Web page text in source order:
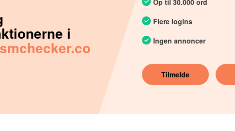
i
Op til 30.000 ord
Flere logins
Ingen annoncer
Tilmelde